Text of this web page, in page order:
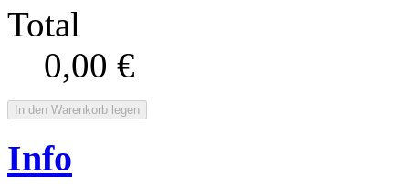
Total
0,00 €
In den Warenkorb legen
Info